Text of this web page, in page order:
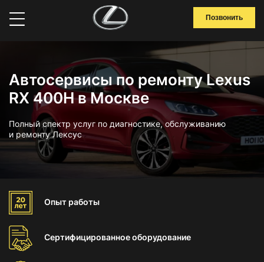
Позвонить
Автосервисы по ремонту Lexus
RX 400H в Москве
Полный спектр услуг по диагностике, обслуживанию
и ремонту Лексус
Опыт работы
Сертифицированноеоборудование